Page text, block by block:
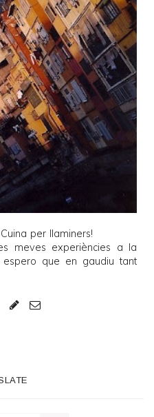
Cuina per llaminers!
meves experiències a la
que en gaudiu tant